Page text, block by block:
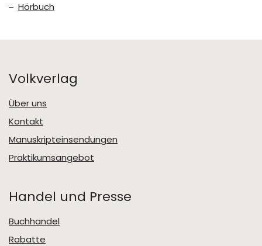
Hörbuch
Volkverlag
Über uns
Kontakt
Manuskripteinsendungen
Praktikumsangebot
Handel und Presse
Buchhandel
Rabatte